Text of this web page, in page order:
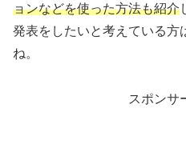
ョンなどを使った方法も紹介
発表をしたいと考えている方
ね。
スポンサ